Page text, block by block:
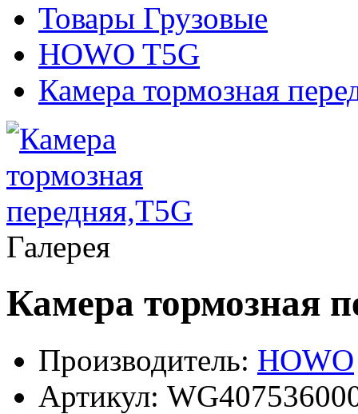
Товары Грузовые
HOWO T5G
Камера тормозная
Галерея
Камера тормозная
Производитель: HOWO
Артикул: